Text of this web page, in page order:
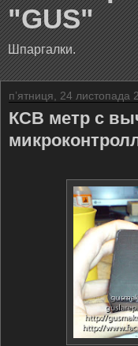
"GUS"
Шпаргалки.
пʼятниця, 24 листопада
КСВ метр с